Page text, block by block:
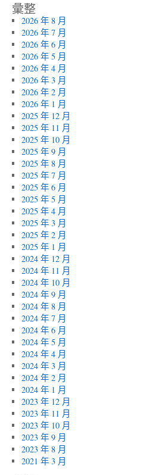
彙整
2026 年 8 月
2026 年 7 月
2026 年 6 月
2026 年 5 月
2026 年 4 月
2026 年 3 月
2026 年 2 月
2026 年 1 月
2025 年 12 月
2025 年 11 月
2025 年 10 月
2025 年 9 月
2025 年 8 月
2025 年 7 月
2025 年 6 月
2025 年 5 月
2025 年 4 月
2025 年 3 月
2025 年 2 月
2025 年 1 月
2024 年 12 月
2024 年 11 月
2024 年 10 月
2024 年 9 月
2024 年 8 月
2024 年 7 月
2024 年 6 月
2024 年 5 月
2024 年 4 月
2024 年 3 月
2024 年 2 月
2024 年 1 月
2023 年 12 月
2023 年 11 月
2023 年 10 月
2023 年 9 月
2023 年 8 月
2021 年 3 月